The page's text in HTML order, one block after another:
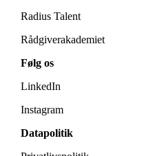
Radius Talent
Rådgiverakademiet
Følg os
LinkedIn
Instagram
Datapolitik